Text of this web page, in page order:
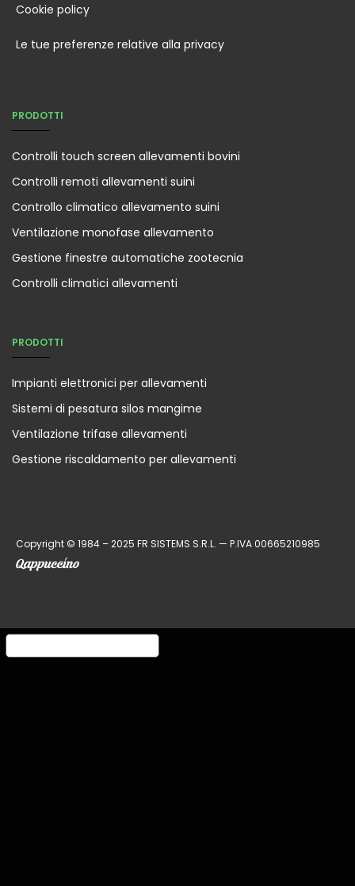
Cookie policy
Le tue preferenze relative alla privacy
PRODOTTI
Controlli touch screen allevamenti bovini
Controlli remoti allevamenti suini
Controllo climatico allevamento suini
Ventilazione monofase allevamento
Gestione finestre automatiche zootecnia
Controlli climatici allevamenti
PRODOTTI
Impianti elettronici per allevamenti
Sistemi di pesatura silos mangime
Ventilazione trifase allevamenti
Gestione riscaldamento per allevamenti
Copyright © 1984 – 2025 FR SISTEMS S.R.L. — P.IVA 00665210985